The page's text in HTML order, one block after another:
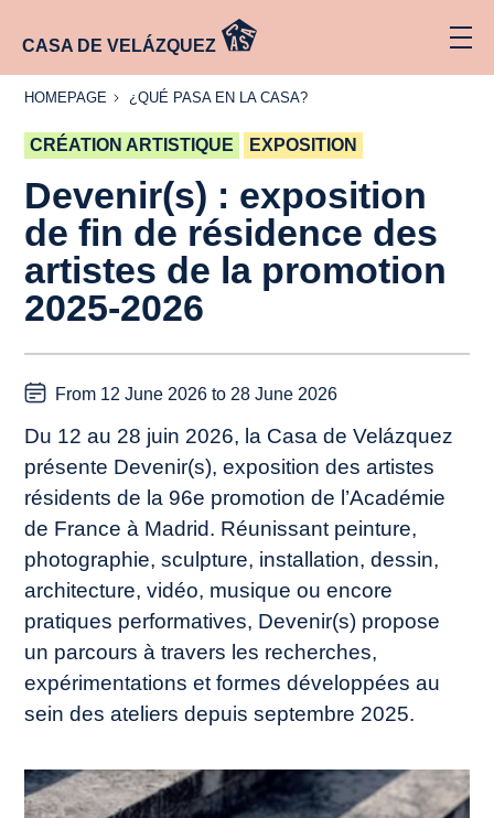
CASA DE VELÁZQUEZ
HOMEPAGE
HOMEPAGE
¿QUÉ
CASA?
¿QUÉ PASA EN LA CASA?
CRÉATION ARTISTIQUE EXPOSITION
Devenir(s) : exposition
de fin de résidence des
artistes de la promotion
2025-2026
From 12 June 2026 to 28 June 2026
Du 12 au 28 juin 2026, la Casa de Velázquez
présente Devenir(s), exposition des artistes
résidents de la 96e promotion de l’Académie
de France à Madrid. Réunissant peinture,
photographie, sculpture, installation, dessin,
architecture, vidéo, musique ou encore
pratiques performatives, Devenir(s) propose
un parcours à travers les recherches,
expérimentations et formes développées au
sein des ateliers depuis septembre 2025.